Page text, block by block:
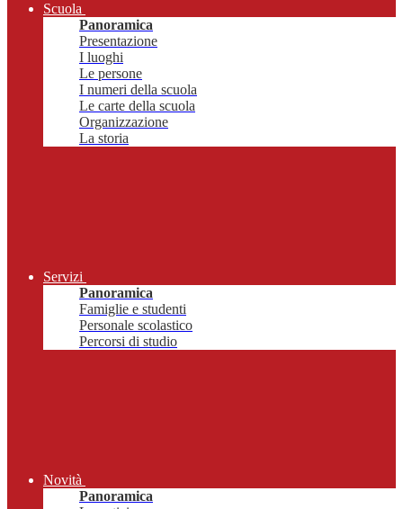
Scuola
Panoramica
Presentazione
I luoghi
Le persone
I numeri della scuola
Le carte della scuola
Organizzazione
La storia
Servizi
Panoramica
Famiglie e studenti
Personale scolastico
Percorsi di studio
Novità
Panoramica